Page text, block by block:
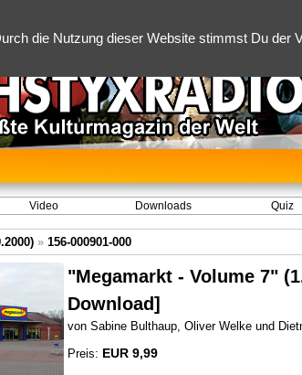
die Nutzung dieser Website stimmst Du der
Video Downloads Quiz
» 156-000901-000
"Megamarkt - Volume 7"
Download]
von Sabine Bulthaup, Oliver Welke und
Preis: EUR 9,99